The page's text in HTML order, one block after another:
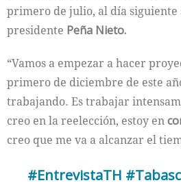
primero de julio, al día siguiente
presidente Peña Nieto.
“Vamos a empezar a hacer
primero de diciembre de este
trabajando. Es trabajar
creo en la reelección, estoy en
creo que me va a alcanzar el
#EntrevistaTH